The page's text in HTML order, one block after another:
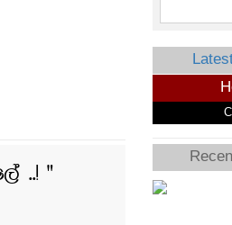
..! "